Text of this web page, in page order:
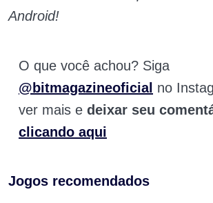
Android!
O que você achou? Siga
@bitmagazineoficial no
ver mais e deixar seu
clicando aqui
Jogos recomendados